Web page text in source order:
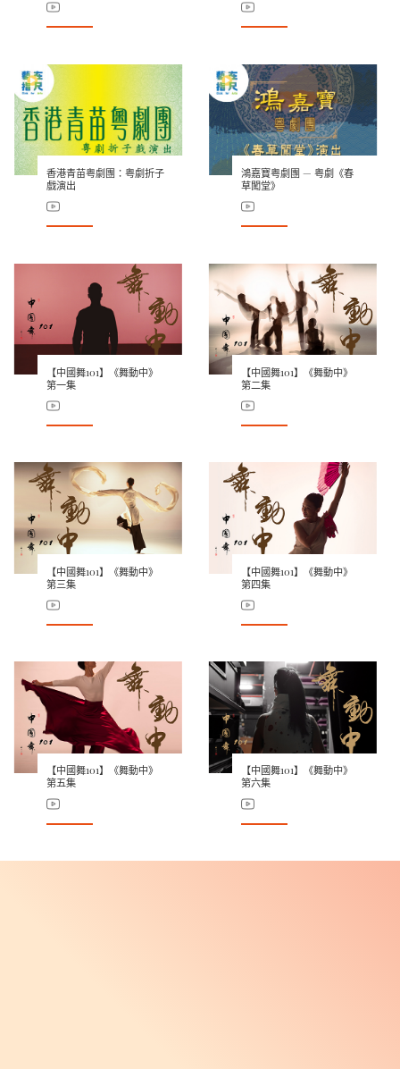
香港青苗粤劇團：粤劇折子
戲演出
鴻嘉寶粤劇團 — 粤劇《春
草闖堂》
【中國舞101】《舞動中》
第一集
【中國舞101】《舞動中》
第二集
【中國舞101】《舞動中》
第三集
【中國舞101】《舞動中》
第四集
【中國舞101】《舞動中》
第五集
【中國舞101】《舞動中》
第六集